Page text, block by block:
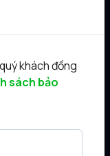
khách đồng
sách bảo